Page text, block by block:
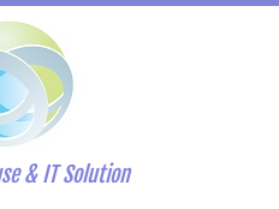
& IT Solution